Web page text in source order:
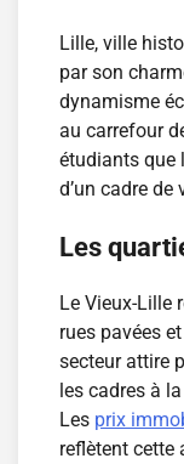
Lille, ville
par son
dynamisme
au carrefour
étudiants que
d’un cadre de
Les
Le Vieux-Lille
rues pavées
secteur attire
les cadres à
Les prix
reflètent cette